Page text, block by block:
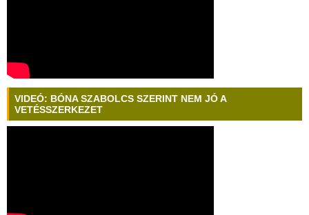
VIDEÓ: BÓNA SZABOLCS SZERINT NEM JÓ A
VETÉSSZERKEZET